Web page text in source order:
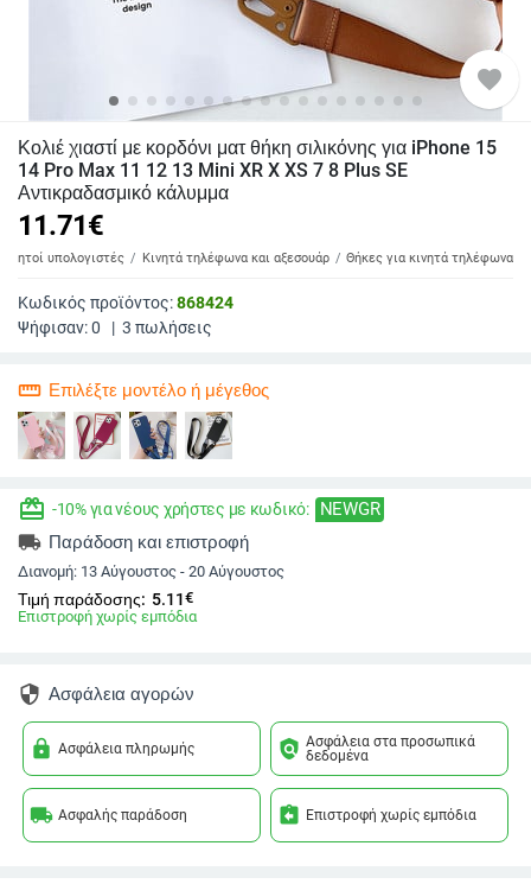
favorite
Κολιέ χιαστί με κορδόνι ματ θήκη σιλικόνης για iPhone 15
14 Pro Max 11 12 13 Mini XR X XS 7 8 Plus SE
Αντικραδασμικό κάλυμμα
11.71€
υπολογιστές Κινητά τηλέφωνα και αξεσουάρ Θήκες για κινητά τηλέφωνα
Κωδικός προϊόντος:868424
Ψήφισαν:0 | 3 πωλήσεις
straighten Επιλέξτε μοντέλο ή μέγεθος
redeem -10% για νέους χρήστες με κωδικό: NEWGR
local_shipping Παράδοση και επιστροφή
Διανομή: 13 Αύγουστος - 20 Αύγουστος
Τιμή παράδοσης: 5.11€
Επιστροφή χωρίς εμπόδια
security Ασφάλεια αγορών
lock Ασφάλεια πληρωμής policy Ασφάλεια στα προσωπικά
δεδομένα
local_shipping Ασφαλής παράδοση assignment_return Επιστροφή χωρίς εμπόδια